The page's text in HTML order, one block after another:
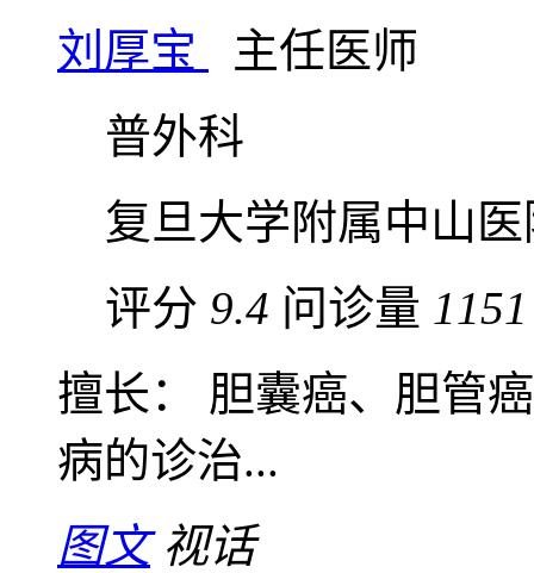
刘厚宝
主任医师
普外科
复旦大学附属中山医
评分 9.4 问诊量 1151
擅长： 胆囊癌、胆管
病的诊治...
图文 视话